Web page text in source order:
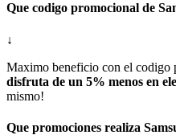
Que codigo promocional de
↓
Maximo beneficio con el codigo
disfruta de un 5% menos en
mismo!
Que promociones realiza